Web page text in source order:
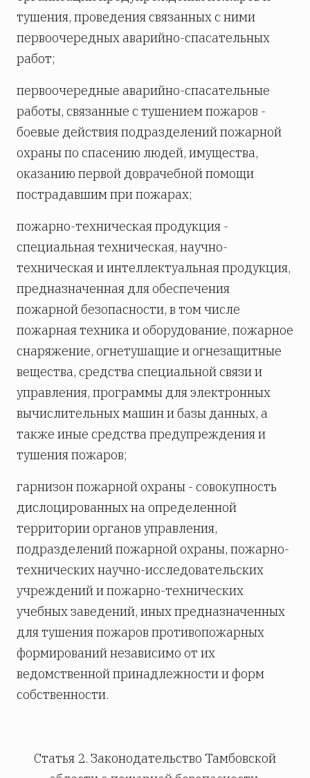
тушения, проведения связанных с ними
первоочередных аварийно-спасательных
работ;
первоочередные аварийно-спасательные
работы, связанные с тушением пожаров -
боевые действия подразделений пожарной
охраны по спасению людей, имущества,
оказанию первой доврачебной помощи
пострадавшим при пожарах;
пожарно-техническая продукция -
специальная техническая, научно-
техническая и интеллектуальная продукция,
предназначенная для обеспечения
пожарной безопасности, в том числе
пожарная техника и оборудование, пожарное
снаряжение, огнетушащие и огнезащитные
вещества, средства специальной связи и
управления, программы для электронных
вычислительных машин и базы данных, а
также иные средства предупреждения и
тушения пожаров;
гарнизон пожарной охраны - совокупность
дислоцированных на определенной
территории органов управления,
подразделений пожарной охраны, пожарно-
технических научно-исследовательских
учреждений и пожарно-технических
учебных заведений, иных предназначенных
для тушения пожаров противопожарных
формирований независимо от их
ведомственной принадлежности и форм
собственности.
Статья 2. Законодательство Тамбовской